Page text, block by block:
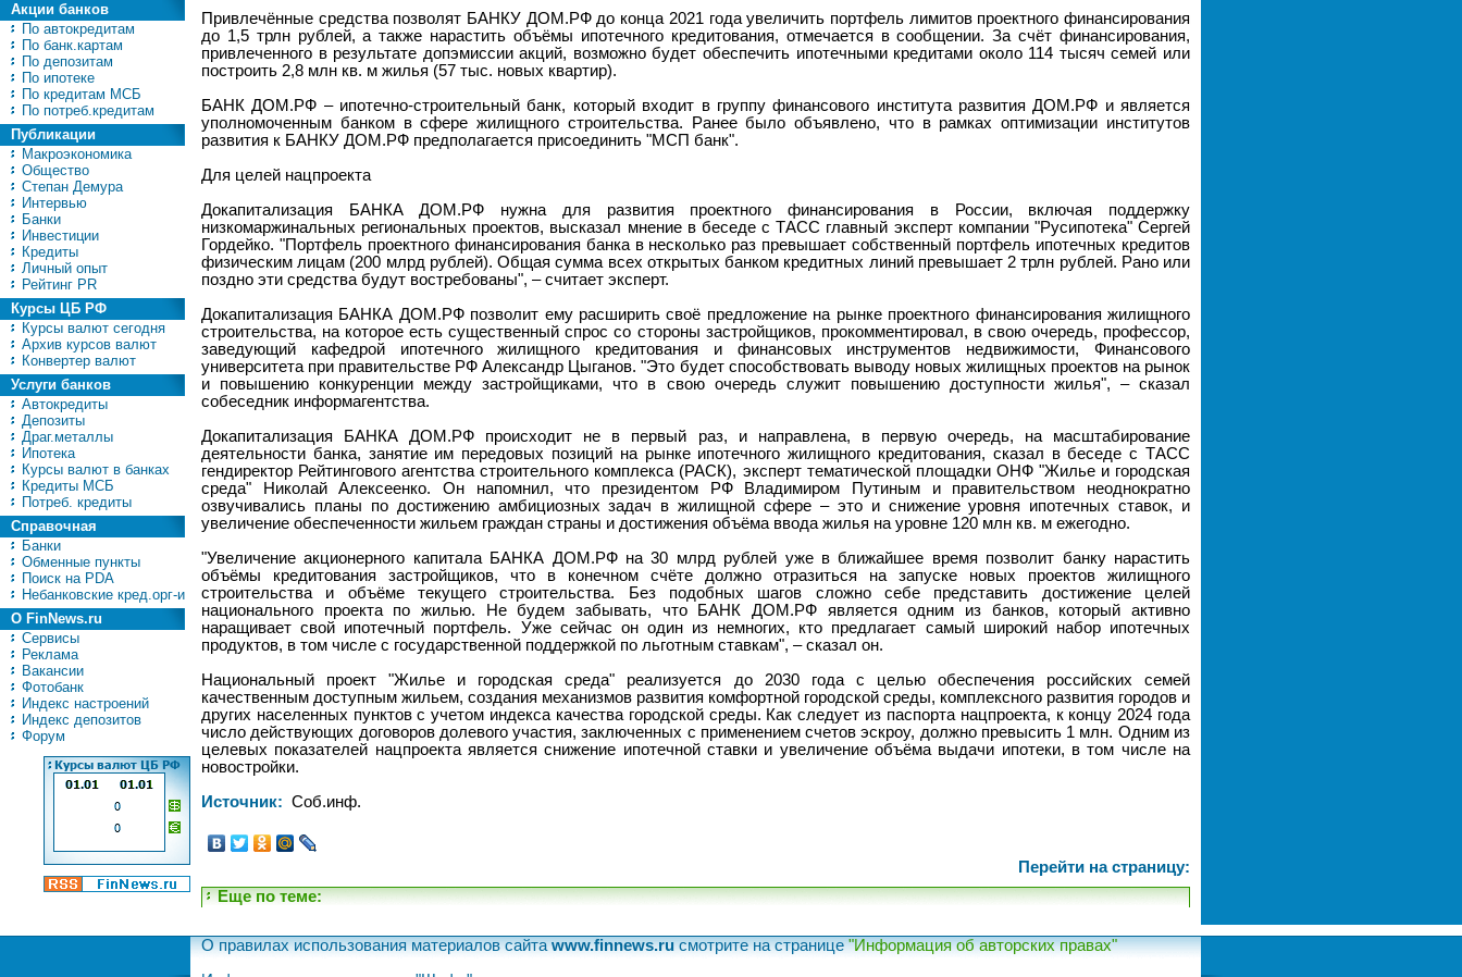
Акции банков
По автокредитам
По банк.картам
По депозитам
По ипотеке
По кредитам МСБ
По потреб.кредитам
Публикации
Макроэкономика
Общество
Степан Демура
Интервью
Банки
Инвестиции
Кредиты
Личный опыт
Рейтинг PR
Курсы ЦБ РФ
Курсы валют сегодня
Архив курсов валют
Конвертер валют
Услуги банков
Автокредиты
Депозиты
Драг.металлы
Ипотека
Курсы валют в банках
Кредиты МСБ
Потреб. кредиты
Справочная
Банки
Обменные пункты
Поиск на PDA
Небанковские кред.орг-и
О FinNews.ru
Сервисы
Реклама
Вакансии
Фотобанк
Индекс настроений
Индекс депозитов
Форум
Привлечённые средства позволят БАНКУ ДОМ.РФ до конца 2021 года увеличить портфель лимитов проектного финансирования
до 1,5 трлн рублей, а также нарастить объёмы ипотечного кредитования, отмечается в сообщении. За счёт финансирования,
привлеченного в результате допэмиссии акций, возможно будет обеспечить ипотечными кредитами около 114 тысяч семей или
построить 2,8 млн кв. м жилья (57 тыс. новых квартир).
БАНК ДОМ.РФ – ипотечно-строительный банк, который входит в группу финансового института развития ДОМ.РФ и является
уполномоченным банком в сфере жилищного строительства. Ранее было объявлено, что в рамках оптимизации институтов
развития к БАНКУ ДОМ.РФ предполагается присоединить "МСП банк".
Для целей нацпроекта
Докапитализация БАНКА ДОМ.РФ нужна для развития проектного финансирования в России, включая поддержку
низкомаржинальных региональных проектов, высказал мнение в беседе с ТАСС главный эксперт компании "Русипотека" Сергей
Гордейко. "Портфель проектного финансирования банка в несколько раз превышает собственный портфель ипотечных кредитов
физическим лицам (200 млрд рублей). Общая сумма всех открытых банком кредитных линий превышает 2 трлн рублей. Рано или
поздно эти средства будут востребованы", – считает эксперт.
Докапитализация БАНКА ДОМ.РФ позволит ему расширить своё предложение на рынке проектного финансирования жилищного
строительства, на которое есть существенный спрос со стороны застройщиков, прокомментировал, в свою очередь, профессор,
заведующий кафедрой ипотечного жилищного кредитования и финансовых инструментов недвижимости, Финансового
университета при правительстве РФ Александр Цыганов. "Это будет способствовать выводу новых жилищных проектов на рынок
и повышению конкуренции между застройщиками, что в свою очередь служит повышению доступности жилья", – сказал
собеседник информагентства.
Докапитализация БАНКА ДОМ.РФ происходит не в первый раз, и направлена, в первую очередь, на масштабирование
деятельности банка, занятие им передовых позиций на рынке ипотечного жилищного кредитования, сказал в беседе с ТАСС
гендиректор Рейтингового агентства строительного комплекса (РАСК), эксперт тематической площадки ОНФ "Жилье и городская
среда" Николай Алексеенко. Он напомнил, что президентом РФ Владимиром Путиным и правительством неоднократно
озвучивались планы по достижению амбициозных задач в жилищной сфере – это и снижение уровня ипотечных ставок, и
увеличение обеспеченности жильем граждан страны и достижения объёма ввода жилья на уровне 120 млн кв. м ежегодно.
"Увеличение акционерного капитала БАНКА ДОМ.РФ на 30 млрд рублей уже в ближайшее время позволит банку нарастить
объёмы кредитования застройщиков, что в конечном счёте должно отразиться на запуске новых проектов жилищного
строительства и объёме текущего строительства. Без подобных шагов сложно себе представить достижение целей
национального проекта по жилью. Не будем забывать, что БАНК ДОМ.РФ является одним из банков, который активно
наращивает свой ипотечный портфель. Уже сейчас он один из немногих, кто предлагает самый широкий набор ипотечных
продуктов, в том числе с государственной поддержкой по льготным ставкам", – сказал он.
Национальный проект "Жилье и городская среда" реализуется до 2030 года с целью обеспечения российских семей
качественным доступным жильем, создания механизмов развития комфортной городской среды, комплексного развития городов и
других населенных пунктов с учетом индекса качества городской среды. Как следует из паспорта нацпроекта, к концу 2024 года
число действующих договоров долевого участия, заключенных с применением счетов эскроу, должно превысить 1 млн. Одним из
целевых показателей нацпроекта является снижение ипотечной ставки и увеличение объёма выдачи ипотеки, в том числе на
новостройки.
Источник: Соб.инф.
Перейти на страницу:
Еще по теме:
О правилах использования материалов сайтаwww.finnews.ruсмотрите на странице"Информация об авторских правах"